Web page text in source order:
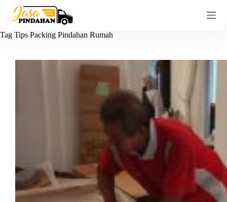
Tag Tips Packing Pindahan Rumah